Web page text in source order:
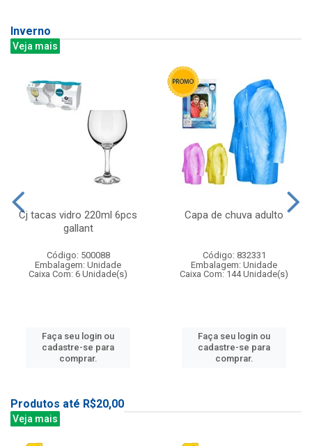
Inverno
Veja mais
Cj tacas vidro 220ml 6pcs
gallant
Código: 500088
Embalagem: Unidade
Caixa Com: 6 Unidade(s)
Faça seu login ou
cadastre-se para
comprar.
Capa de chuva adulto
Código: 832331
Embalagem: Unidade
Caixa Com: 144 Unidade(s)
Faça seu login ou
cadastre-se para
comprar.
Produtos até R$20,00
Veja mais